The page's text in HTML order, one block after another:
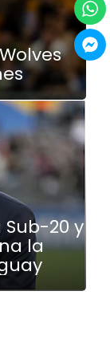
20 y
la